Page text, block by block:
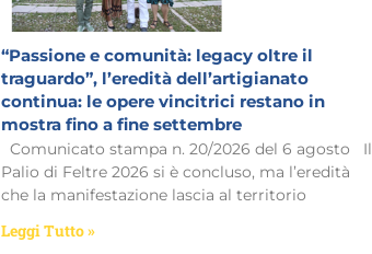
“Passione e comunità: legacy oltre il
traguardo”, l’eredità dell’artigianato
continua: le opere vincitrici restano in
mostra fino a fine settembre
Comunicato stampa n. 20/2026 del 6 agosto Il
Palio di Feltre 2026 si è concluso, ma l’eredità
che la manifestazione lascia al territorio
Leggi Tutto »